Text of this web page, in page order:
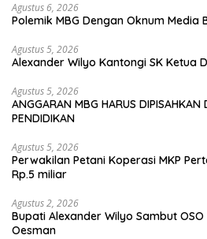
Agustus 6, 2026
Polemik MBG Dengan Oknum Media
Agustus 5, 2026
Alexander Wilyo Kantongi SK Ketua
Agustus 5, 2026
ANGGARAN MBG HARUS DIPISAHKAN
PENDIDIKAN
Agustus 5, 2026
Perwakilan Petani Koperasi MKP
Rp.5 miliar
Agustus 2, 2026
Bupati Alexander Wilyo Sambut
Oesman